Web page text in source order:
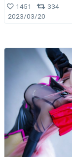
1451
334
2023/03/20